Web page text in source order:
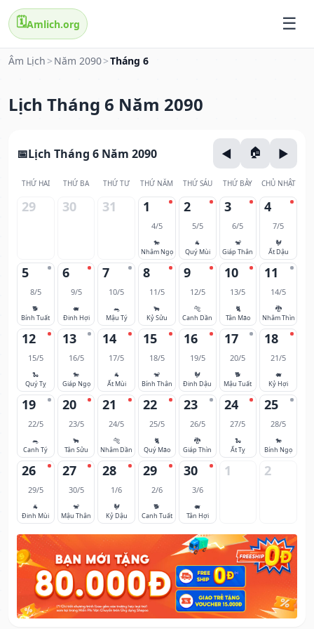
🗓️Amlich.org
Âm Lịch > Năm 2090>Tháng 6
Lịch Tháng 6 Năm 2090
Lịch Tháng 6 Năm 2090
THỨ HAI THỨ BA THỨ TƯ THỨ NĂM THỨ SÁU THỨ BẢY CHỦ NHẬT
29 30 31 1
4/5
🐎
Nhâm Ngọ
2
5/5
🐐
Quý Mùi
3
6/5
🐒
Giáp Thân
4
7/5
🐓
Ất Dậu
5
8/5
🐕
Bính Tuất
6
9/5
🐖
Đinh Hợi
7
10/5
🐀
Mậu Tý
8
11/5
🐂
Kỷ Sửu
9
12/5
🐅
Canh Dần
10
13/5
🐈
Tân Mão
11
14/5
🐉
Nhâm Thìn
12
15/5
🐍
Quý Tỵ
13
16/5
🐎
Giáp Ngọ
14
17/5
🐐
Ất Mùi
15
18/5
🐒
Bính Thân
16
19/5
🐓
Đinh Dậu
17
20/5
🐕
Mậu Tuất
18
21/5
🐖
Kỷ Hợi
19
22/5
🐀
Canh Tý
20
23/5
🐂
Tân Sửu
21
24/5
🐅
Nhâm Dần
22
25/5
🐈
Quý Mão
23
26/5
🐉
Giáp Thìn
24
27/5
🐍
Ất Tỵ
25
28/5
🐎
Bính Ngọ
26
29/5
🐐
Đinh Mùi
27
30/5
🐒
Mậu Thân
28
1/6
🐓
Kỷ Dậu
29
2/6
🐕
Canh Tuất
30
3/6
🐖
Tân Hợi
1 2